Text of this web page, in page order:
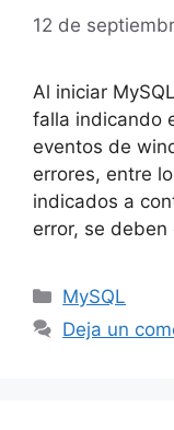
12 de
Al iniciar
falla indicando
eventos de
errores, entre
indicados a
error, se
Categorías
MySQL
Deja un